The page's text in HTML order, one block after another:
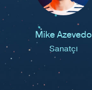
Mike Azevedo
Sanatçı